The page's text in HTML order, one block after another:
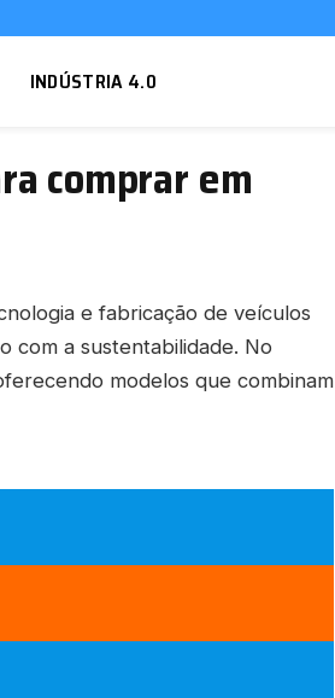
INDÚSTRIA 4.0
comprar em
e fabricação de veículos
com a sustentabilidade. No
modelos que combinam